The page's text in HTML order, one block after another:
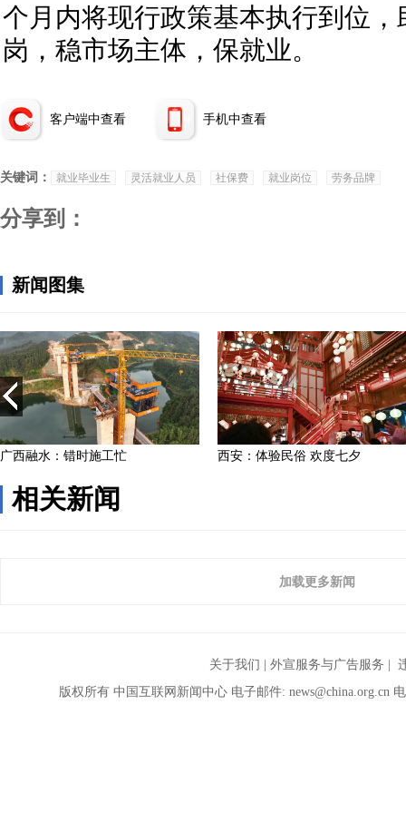
个月内将现行政策基本执行到位
岗，稳市场主体，保就业。
客户端中查看 手机中查看
关键词： 就业毕业生 灵活就业人员 社保费 就业岗位 劳务品牌
分享到：
相关新闻
加载更多新闻
关于我们 外宣服务与广告服务 |
版权所有 中国互联网新闻中心 电子邮件: news@china.org.cn